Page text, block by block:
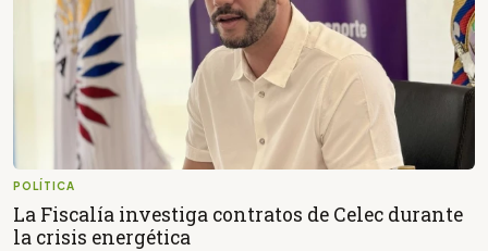
POLÍTICA
La Fiscalía investiga contratos de Celec durante
la crisis energética